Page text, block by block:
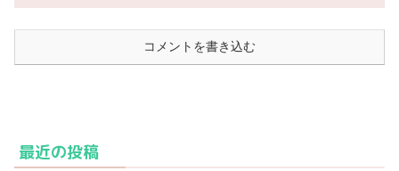
コメントを書き込む
最近の投稿